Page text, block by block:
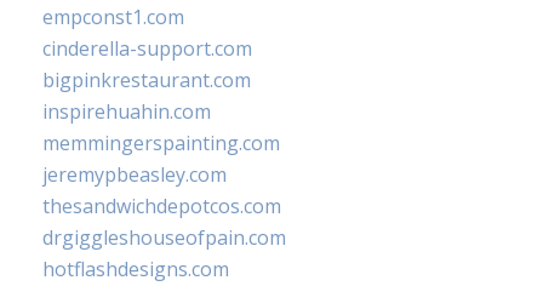
empconst1.com
cinderella-support.com
bigpinkrestaurant.com
inspirehuahin.com
memmingerspainting.com
jeremypbeasley.com
thesandwichdepotcos.com
drgiggleshouseofpain.com
hotflashdesigns.com